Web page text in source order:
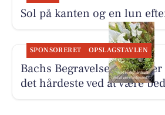
Sol på kanten og en lun
SPONSORERET OPSLAGSTAVLEN
Bachs Begravelser
det hårdeste ved at være